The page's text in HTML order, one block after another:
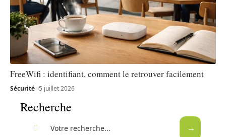
FreeWifi : identifiant, comment le retrouver facilement
Sécurité 5 juillet 2026
Recherche